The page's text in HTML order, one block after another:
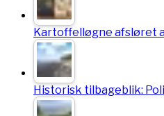
Kartoffelløgne afsløret
Historisk tilbageblik: